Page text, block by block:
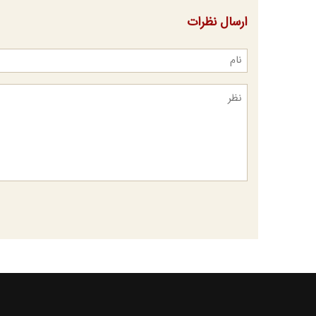
ارسال نظرات